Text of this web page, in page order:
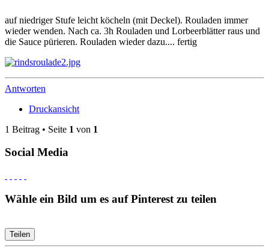
auf niedriger Stufe leicht köcheln (mit Deckel). Rouladen immer
wieder wenden. Nach ca. 3h Rouladen und Lorbeerblätter raus und
die Sauce pürieren. Rouladen wieder dazu.... fertig
Antworten
Druckansicht
1 Beitrag • Seite 1 von 1
Social Media
Wähle ein Bild um es auf Pinterest zu teilen
Teilen